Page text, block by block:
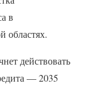
в
областях.
действовать
— 2035